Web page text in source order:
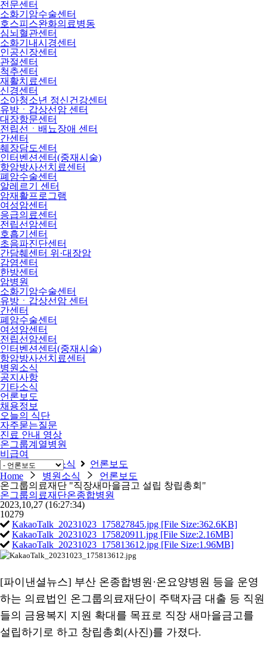
전문센터
소화기암수술센터
호스피스완화의료병동
심뇌혈관센터
소화기내시경센터
인공신장센터
관절센터
척추센터
재활치료센터
신경센터
소아청소년 정신건강센터
유방ㆍ갑상선암 센터
대장항문센터
전립선ㆍ배뇨장애 센터
간센터
췌장담도센터
인터벤션센터(중재시술)
항암방사선치료센터
폐암수술센터
알레르기 센터
암재활프로그램
여성암센터
응급의료센터
전립선암센터
호흡기센터
초음파진단센터
간담췌센터 위·대장암
감염센터
한방센터
암병원
소화기암수술센터
유방ㆍ갑상선암 센터
간센터
폐암수술센터
여성암센터
전립선암센터
인터벤션센터(중재시술)
항암방사선치료센터
병원소식
공지사항
기타소식
언론보도
채용정보
오늘의 식단
자주묻는질문
진료 안내 영상
온그룹계열병원
비급여
Home
병원소식
언론보도
Home
병원소식
언론보도
온그룹의료재단 "직장새마을금고 설립 창립총회"
온그룹의료재단온종합병원
2023,10,27 (16:27:34)
10279
KakaoTalk_20231023_175827845.jpg [File Size:362.6KB]
KakaoTalk_20231023_175820911.jpg [File Size:2.16MB]
KakaoTalk_20231023_175813612.jpg [File Size:1.96MB]
[파이낸셜뉴스] 부산 온종합병원·온요양병원 등을 운영
하는 의료법인 온그룹의료재단이 주택자금 대출 등 직원
들의 금융복지 지원 확대를 목표로 직장 새마을금고를
설립하기로 하고 창립총회(사진)를 가졌다.